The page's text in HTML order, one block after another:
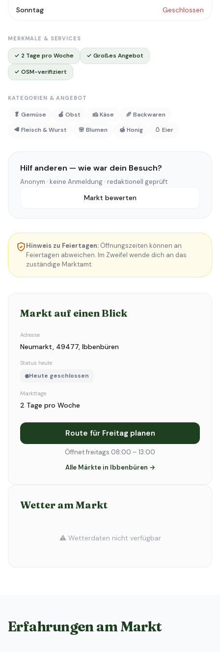
Sonntag Geschlossen
MERKMALE & SERVICES
✓ 2 Tage pro Woche ✓ Großes Angebot
✓ OSM-verifiziert
KATEGORIEN & ANGEBOT
🥬 Gemüse 🍎 Obst 🧀 Käse
🥖 Backwaren
🥩 Fleisch & Wurst
🌸 Blumen 🍯 Honig 🥚 Eier
Hilf anderen — wie war dein Besuch?
Anonym · keine Anmeldung · redaktionell geprüft
Markt bewerten
Hinweis zu Feiertagen: Öffnungszeiten können an
Feiertagen abweichen. Im Zweifel wende dich an das
zuständige Marktamt.
Markt auf einen Blick
Adresse
Neumarkt, 49477, Ibbenbüren
Status heute
Heute geschlossen
Markttage
2 Tage pro Woche
Route für Freitag planen
Öffnet freitags 08:00 – 13:00
Alle Märkte in Ibbenbüren →
Wetter am Markt
⚠️ Wetterdaten nicht verfügbar
Erfahrungen am Markt